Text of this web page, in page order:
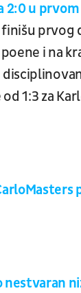
2:0 u
prvog
i na
1:3 za